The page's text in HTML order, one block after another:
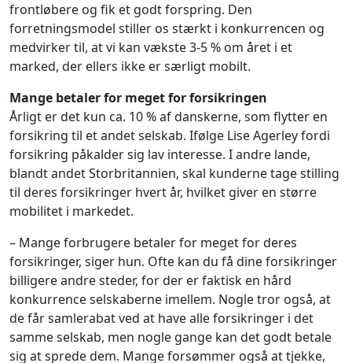
frontløbere og fik et godt forspring. Den
forretningsmodel stiller os stærkt i konkurrencen og
medvirker til, at vi kan vækste 3-5 % om året i et
marked, der ellers ikke er særligt mobilt.
Mange betaler for meget for forsikringen
Årligt er det kun ca. 10 % af danskerne, som flytter en
forsikring til et andet selskab. Ifølge Lise Agerley fordi
forsikring påkalder sig lav interesse. I andre lande,
blandt andet Storbritannien, skal kunderne tage stilling
til deres forsikringer hvert år, hvilket giver en større
mobilitet i markedet.
– Mange forbrugere betaler for meget for deres
forsikringer, siger hun. Ofte kan du få dine forsikringer
billigere andre steder, for der er faktisk en hård
konkurrence selskaberne imellem. Nogle tror også, at
de får samlerabat ved at have alle forsikringer i det
samme selskab, men nogle gange kan det godt betale
sig at sprede dem. Mange forsømmer også at tjekke,